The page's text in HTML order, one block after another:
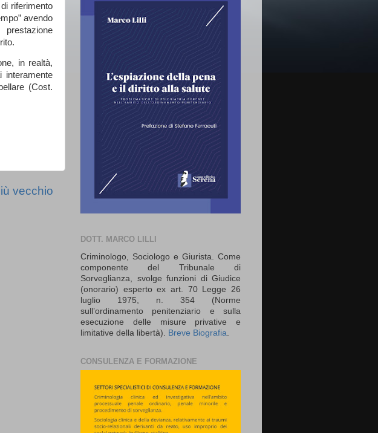
riferimento
avendo
in realtà,
interamente
(Cost.
vecchio
DOTT. MARCO LILLI
Criminologo, Sociologo e Giurista. Come
componente del Tribunale di
Sorveglianza, svolge funzioni di Giudice
(onorario) esperto ex art. 70 Legge 26
luglio 1975, n. 354 (Norme
sull’ordinamento penitenziario e sulla
esecuzione delle misure privative e
limitative della libertà). Breve Biografia.
CONSULENZA E FORMAZIONE